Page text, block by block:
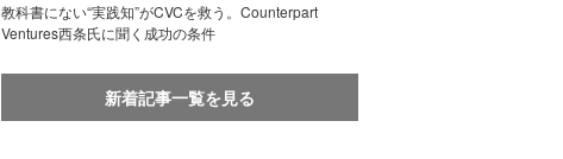
教科書にない“実践知”がCVCを救う。Counterpart
Ventures西条氏に聞く成功の条件
新着記事一覧を見る